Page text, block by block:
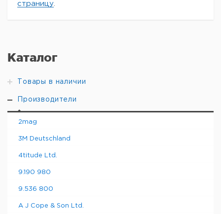
Каталог
Товары в наличии
Производители
2mag
3M Deutschland
4titude Ltd.
9.190 980
9.536 800
A J Cope & Son Ltd.
страницу